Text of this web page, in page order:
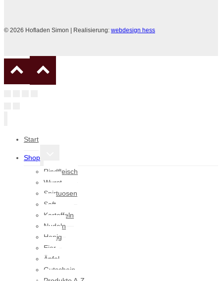
© 2026 Hofladen Simon | Realisierung: webdesign hess
Start
Shop
Rindfleisch
Wurst
Spirtuosen
Saft
Kartoffeln
Nudeln
Honig
Eier
Äpfel
Gutschein